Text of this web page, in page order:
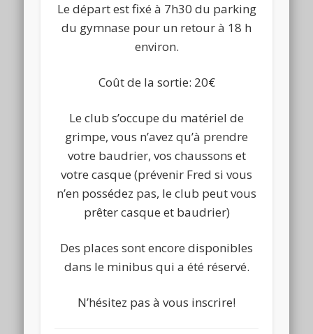
Le départ est fixé à 7h30 du parking
du gymnase pour un retour à 18 h
environ.
Coût de la sortie: 20€
Le club s’occupe du matériel de
grimpe, vous n’avez qu’à prendre
votre baudrier, vos chaussons et
votre casque (prévenir Fred si vous
n’en possédez pas, le club peut vous
prêter casque et baudrier)
Des places sont encore disponibles
dans le minibus qui a été réservé.
N’hésitez pas à vous inscrire!